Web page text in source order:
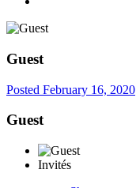
Guest
Posted February 16, 2020
Guest
Invités